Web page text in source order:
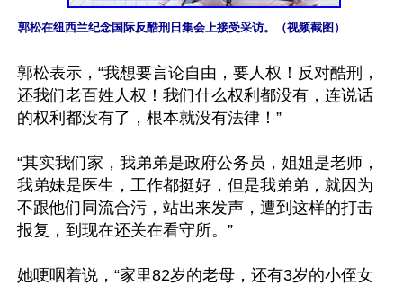
郭松在纽西兰纪念国际反酷刑日集会上接受采访。（视频截图）
郭松表示，“我想要言论自由，要人权！反对酷刑，
还我们老百姓人权！我们什么权利都没有，连说话
的权利都没有了，根本就没有法律！”
“其实我们家，我弟弟是政府公务员，姐姐是老师，
我弟妹是医生，工作都挺好，但是我弟弟，就因为
不跟他们同流合污，站出来发声，遭到这样的打击
报复，到现在还关在看守所。”
她哽咽着说，“家里82岁的老母，还有3岁的小侄女